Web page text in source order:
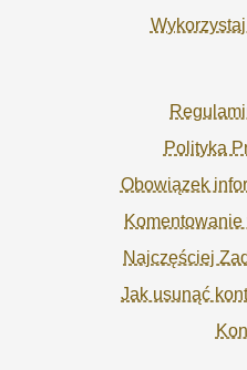
Polityka
Obowiązek
Najczęściej
Jak usunąć